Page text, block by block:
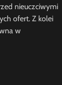
nieuczciwymi
ofert. Z kolei
w